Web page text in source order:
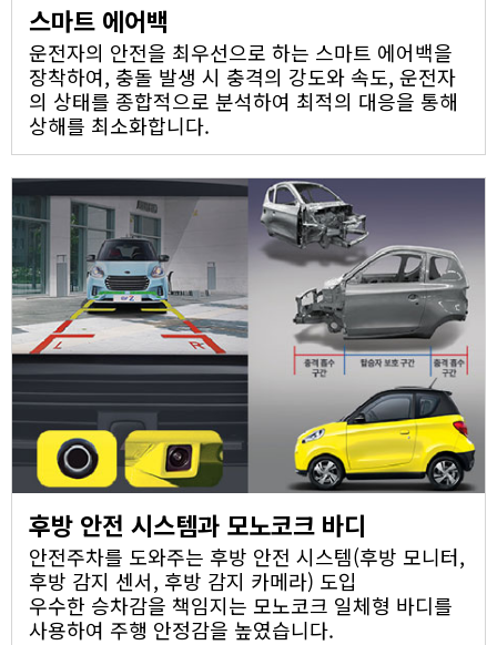
스마트 에어백
운전자의 안전을 최우선으로 하는 스마트 에어백을
장착하여, 충돌 발생 시 충격의 강도와 속도, 운전자
의 상태를 종합적으로 분석하여 최적의 대응을 통해
상해를 최소화합니다.
후방 안전 시스템과 모노코크 바디
안전주차를 도와주는 후방 안전 시스템(후방 모니터,
후방 감지 센서, 후방 감지 카메라) 도입
우수한 승차감을 책임지는 모노코크 일체형 바디를
사용하여 주행 안정감을 높였습니다.